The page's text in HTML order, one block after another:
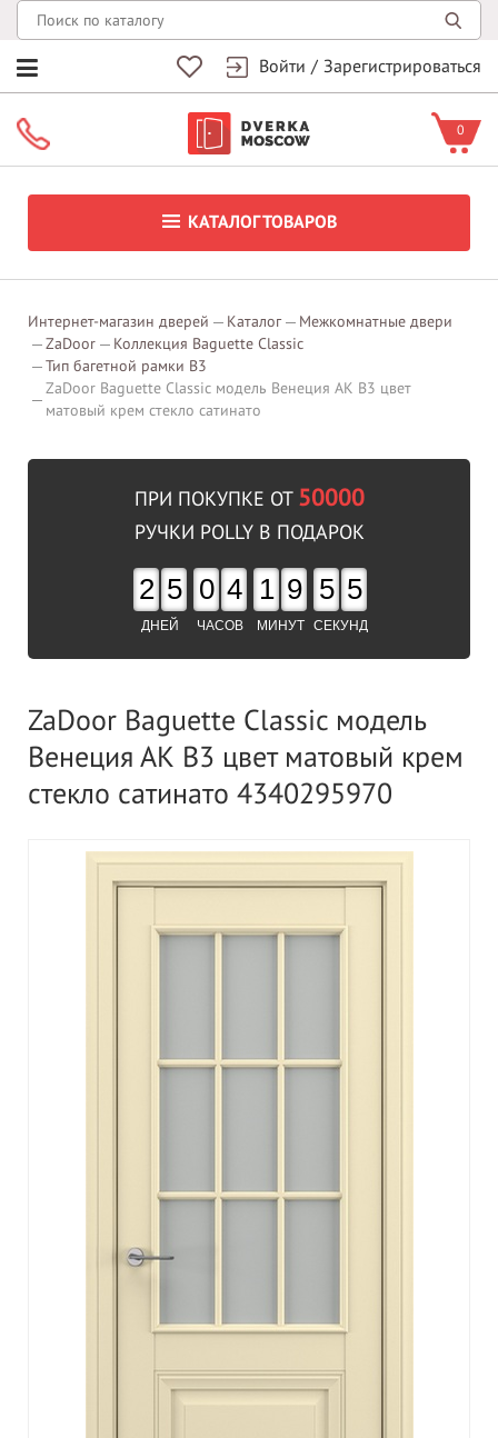
Войти / Зарегистрироваться
0
КАТАЛОГ ТОВАРОВ
Интернет-магазин дверей Каталог
Межкомнатные двери
ZaDoor
Коллекция Baguette Classic
Тип багетной рамки В3
ZaDoor Baguette Classic модель Венеция АК В3 цвет
матовый крем стекло сатинато
ПРИ ПОКУПКЕ ОТ 50000
РУЧКИ POLLY В ПОДАРОК
2 5
ДНЕЙ
0 4
ЧАСОВ
1 9
МИНУТ
5 4
СЕКУНД
ZaDoor Baguette Classic модель
Венеция АК В3 цвет матовый крем
стекло сатинато 4340295970